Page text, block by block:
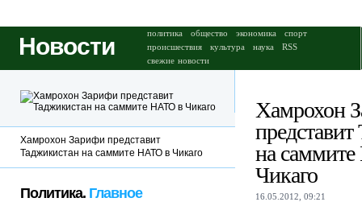
Новости политика общество экономика
спорт
происшествия
культура наука
RSS
свежие новости
Хамрохон
на
Чикаго
16.05.2012, 09:21
Хамрохон Зарифи представит
Таджикистан на саммите НАТО в Чикаго
Политика. Главное